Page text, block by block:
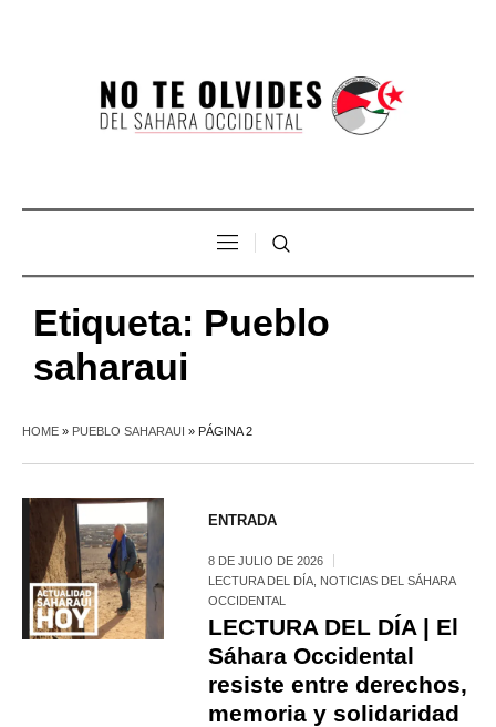
Etiqueta: Pueblo
saharaui
HOME » PUEBLO SAHARAUI » PÁGINA 2
ENTRADA
8 DE JULIO DE 2026
LECTURA DEL DÍA NOTICIAS DEL SÁHARA
OCCIDENTAL
LECTURA DEL DÍA | El
Sáhara Occidental
resiste entre derechos,
memoria y solidaridad